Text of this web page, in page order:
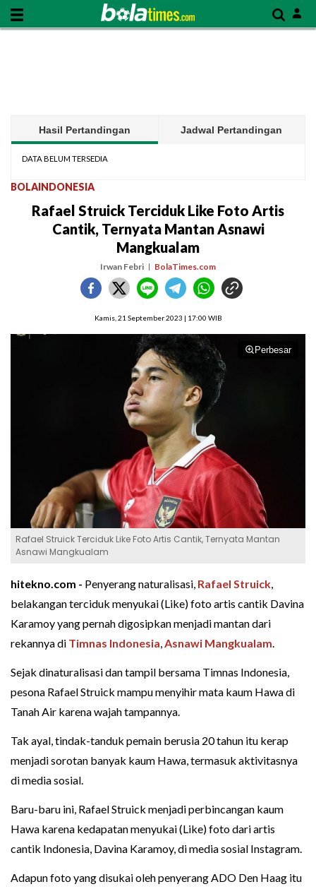
Hasil Pertandingan Jadwal Pertandingan
DATA BELUM TERSEDIA
BOLAINDONESIA
Rafael Struick Terciduk Like Foto Artis
Cantik, Ternyata Mantan Asnawi
Mangkualam
Irwan Febri BolaTimes.com
Kamis, 21 September 2023 | 17:00 WIB
Perbesar
Rafael Struick Terciduk Like Foto Artis Cantik, Ternyata Mantan
Asnawi Mangkualam
hitekno.com - Penyerang naturalisasi, Rafael Struick,
belakangan terciduk menyukai (Like) foto artis cantik Davina
Karamoy yang pernah digosipkan menjadi mantan dari
rekannya di Timnas Indonesia,Asnawi Mangkualam.
Sejak dinaturalisasi dan tampil bersama Timnas Indonesia,
pesona Rafael Struick mampu menyihir mata kaum Hawa di
Tanah Air karena wajah tampannya.
Tak ayal, tindak-tanduk pemain berusia 20 tahun itu kerap
menjadi sorotan banyak kaum Hawa, termasuk aktivitasnya
di media sosial.
Baru-baru ini, Rafael Struick menjadi perbincangan kaum
Hawa karena kedapatan menyukai (Like) foto dari artis
cantik Indonesia, Davina Karamoy, di media sosial Instagram.
Adapun foto yang disukai oleh penyerang ADO Den Haag itu